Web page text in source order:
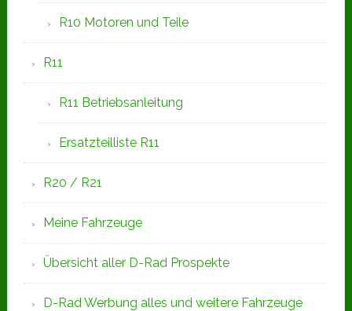
R10 Motoren und Teile
R11
R11 Betriebsanleitung
Ersatzteilliste R11
R20 / R21
Meine Fahrzeuge
Übersicht aller D-Rad Prospekte
D-Rad Werbung alles und weitere Fahrzeuge